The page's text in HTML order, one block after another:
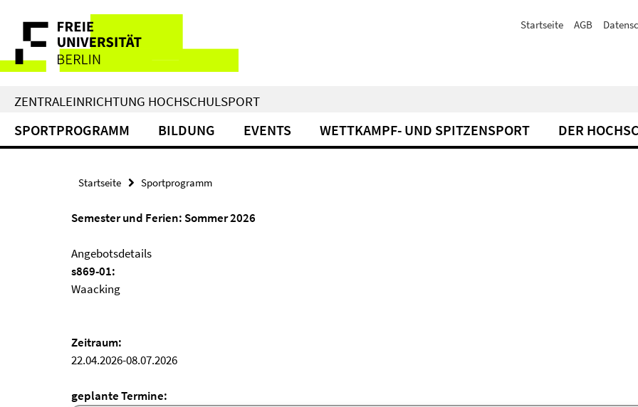
direkt
Inhalt
Service-
Navigation
Startseite AGB
ZENTRALEINRICHTUNG HOCHSCHULSPORT
SPORTPROGRAMM BILDUNG EVENTS WETTKAMPF- UND SPITZENSPORT DER
Startseite Sportprogramm
Semester und Ferien: Sommer 2026
Angebotsdetails
s869-01:
Waacking
Zeitraum:
22.04.2026-08.07.2026
geplante Termine: